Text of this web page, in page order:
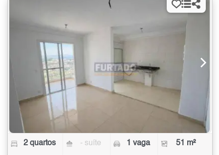
2 quartos - suíte 1 vaga 51 m²